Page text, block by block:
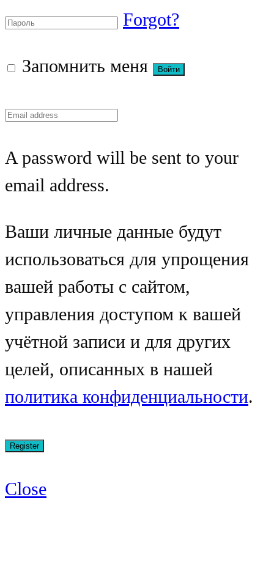
Forgot?
Запомнить меня
A password will be sent to your
email address.
Ваши личные данные будут
использоваться для упрощения
вашей работы с сайтом,
управления доступом к вашей
учётной записи и для других
целей, описанных в нашей
политика конфиденциальности.
Close